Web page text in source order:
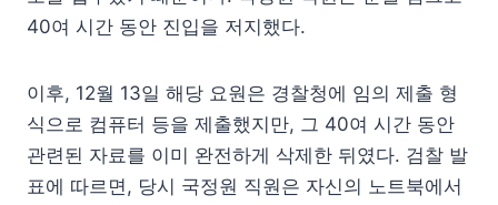
40여 시간 동안 진입을 저지했다.
이후, 12월 13일 해당 요원은 경찰청에 임의 제출 형
식으로 컴퓨터 등을 제출했지만, 그 40여 시간 동안
관련된 자료를 이미 완전하게 삭제한 뒤였다. 검찰 발
표에 따르면, 당시 국정원 직원은 자신의 노트북에서